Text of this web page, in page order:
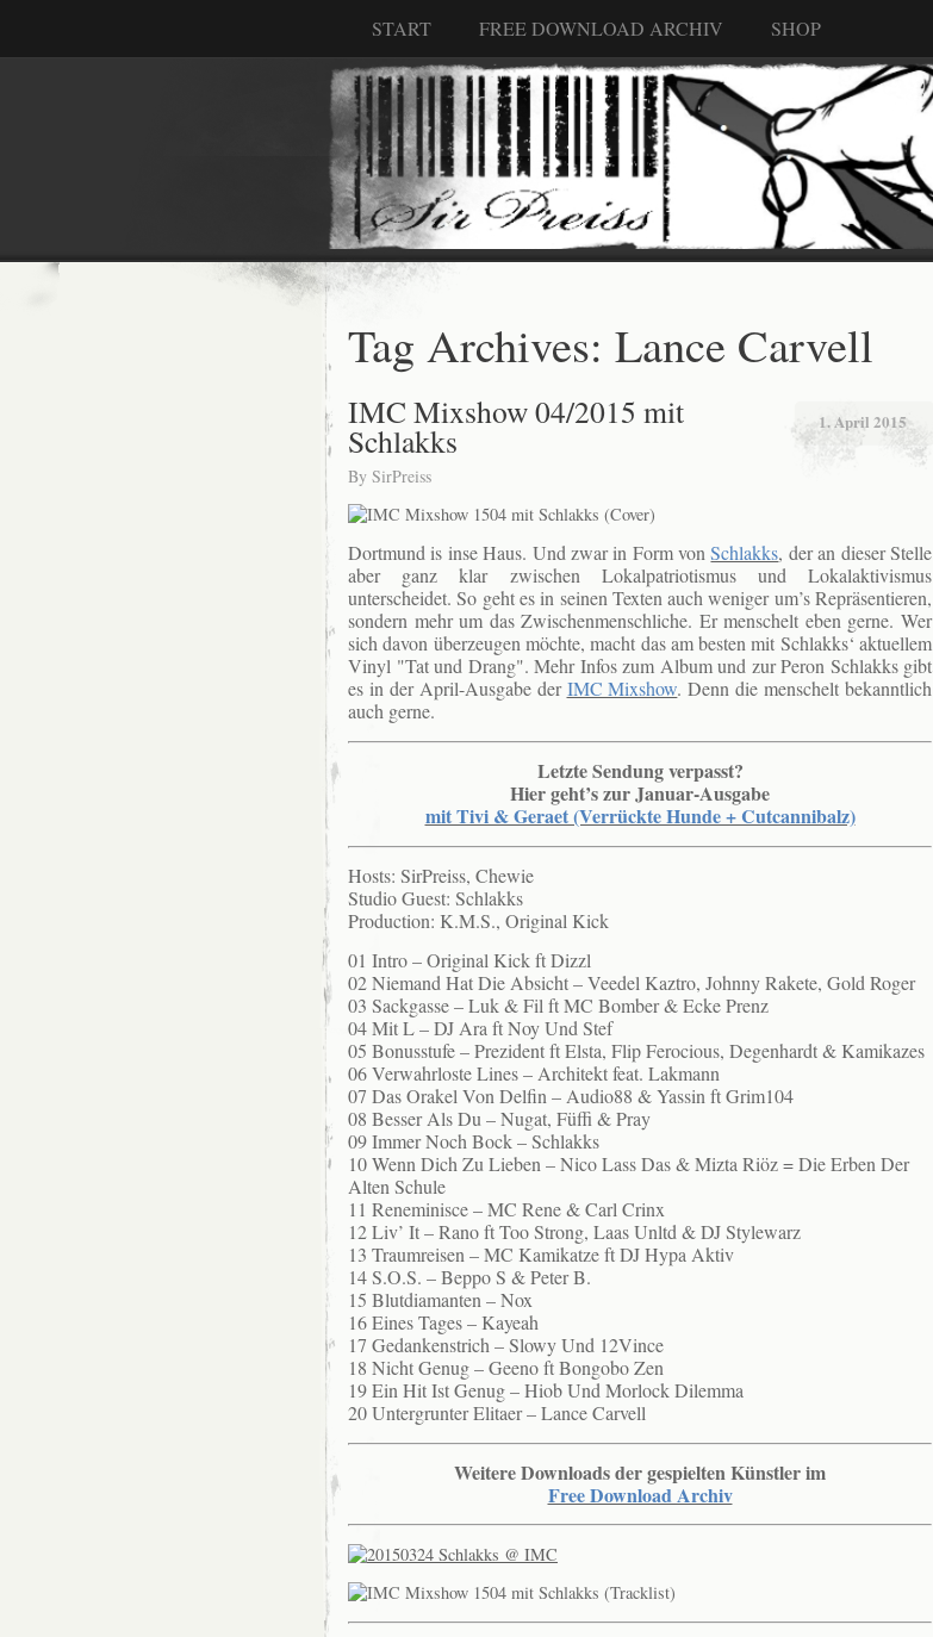
START FREE DOWNLOAD ARCHIV SHOP
Tag Archives: Lance Carvell
1. April 2015
IMC Mixshow 04/2015 mit
Schlakks
By SirPreiss
Dortmund is inse Haus. Und zwar in Form vonSchlakks, der an dieser Stelle
aber ganz klar zwischen Lokalpatriotismus und Lokalaktivismus
unterscheidet. So geht es in seinen Texten auch weniger um’s Repräsentieren,
sondern mehr um das Zwischenmenschliche. Er menschelt eben gerne. Wer
sich davon überzeugen möchte, macht das am besten mit Schlakks‘ aktuellem
Vinyl "Tat und Drang". Mehr Infos zum Album und zur Peron Schlakks gibt
es in der April-Ausgabe derIMC Mixshow. Denn die menschelt bekanntlich
auch gerne.
Letzte Sendung verpasst?
Hier geht’s zur Januar-Ausgabe
mit Tivi & Geraet (Verrückte Hunde + Cutcannibalz)
Hosts: SirPreiss, Chewie
Studio Guest: Schlakks
Production: K.M.S., Original Kick
01 Intro – Original Kick ft Dizzl
02 Niemand Hat Die Absicht – Veedel Kaztro, Johnny Rakete, Gold Roger
03 Sackgasse – Luk & Fil ft MC Bomber & Ecke Prenz
04 Mit L – DJ Ara ft Noy Und Stef
05 Bonusstufe – Prezident ft Elsta, Flip Ferocious, Degenhardt & Kamikazes
06 Verwahrloste Lines – Architekt feat. Lakmann
07 Das Orakel Von Delfin – Audio88 & Yassin ft Grim104
08 Besser Als Du – Nugat, Füffi & Pray
09 Immer Noch Bock – Schlakks
10 Wenn Dich Zu Lieben – Nico Lass Das & Mizta Riöz = Die Erben Der
Alten Schule
11 Reneminisce – MC Rene & Carl Crinx
12 Liv’ It – Rano ft Too Strong, Laas Unltd & DJ Stylewarz
13 Traumreisen – MC Kamikatze ft DJ Hypa Aktiv
14 S.O.S. – Beppo S & Peter B.
15 Blutdiamanten – Nox
16 Eines Tages – Kayeah
17 Gedankenstrich – Slowy Und 12Vince
18 Nicht Genug – Geeno ft Bongobo Zen
19 Ein Hit Ist Genug – Hiob Und Morlock Dilemma
20 Untergrunter Elitaer – Lance Carvell
Weitere Downloads der gespielten Künstler im
Free Download Archiv